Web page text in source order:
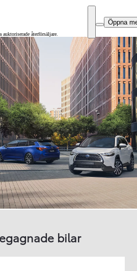
Öppna
återförsäljare.
bilar